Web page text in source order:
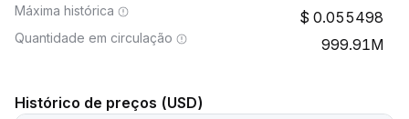
Máxima histórica 0.055498
Quantidade em circulação 999.91M
Histórico de preços (USD)